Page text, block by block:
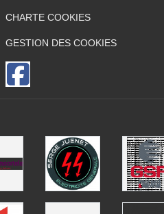
CHARTE COOKIES
GESTION DES COOKIES